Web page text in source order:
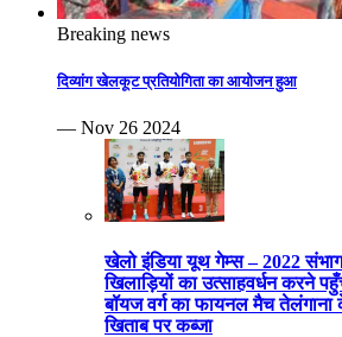
Breaking news
दिव्यांग खेलकूट प्रतियोगिता का आयोजन हुआ
— Nov 26 2024
खेलो इंडिया यूथ गेम्स – 2022
खिलाड़ियों का उत्साहवर्धन करने
बॉयज वर्ग का फायनल मैच
खिताब पर कब्जा